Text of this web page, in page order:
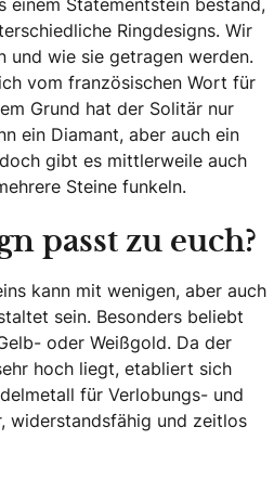
einem Statementstein bestand,
Ringdesigns. Wir
und wie sie getragen werden.
vom französischen Wort für
Grund hat der Solitär nur
ein Diamant, aber auch ein
gibt es mittlerweile auch
Steine funkeln.
passt zu euch?
kann mit wenigen, aber auch
sein. Besonders beliebt
oder Weißgold. Da der
hoch liegt, etabliert sich
für Verlobungs- und
widerstandsfähig und zeitlos